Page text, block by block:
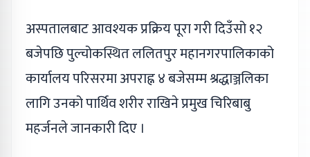
अस्पतालबाट आवश्यक प्रक्रिय पूरा गरी दिउँसो १२
बजेपछि पुल्चोकस्थित ललितपुर महानगरपालिकाको
कार्यालय परिसरमा अपराह्न ४ बजेसम्म श्रद्धाञ्जलिका
लागि उनको पार्थिव शरीर राखिने प्रमुख चिरिबाबु
महर्जनले जानकारी दिए ।